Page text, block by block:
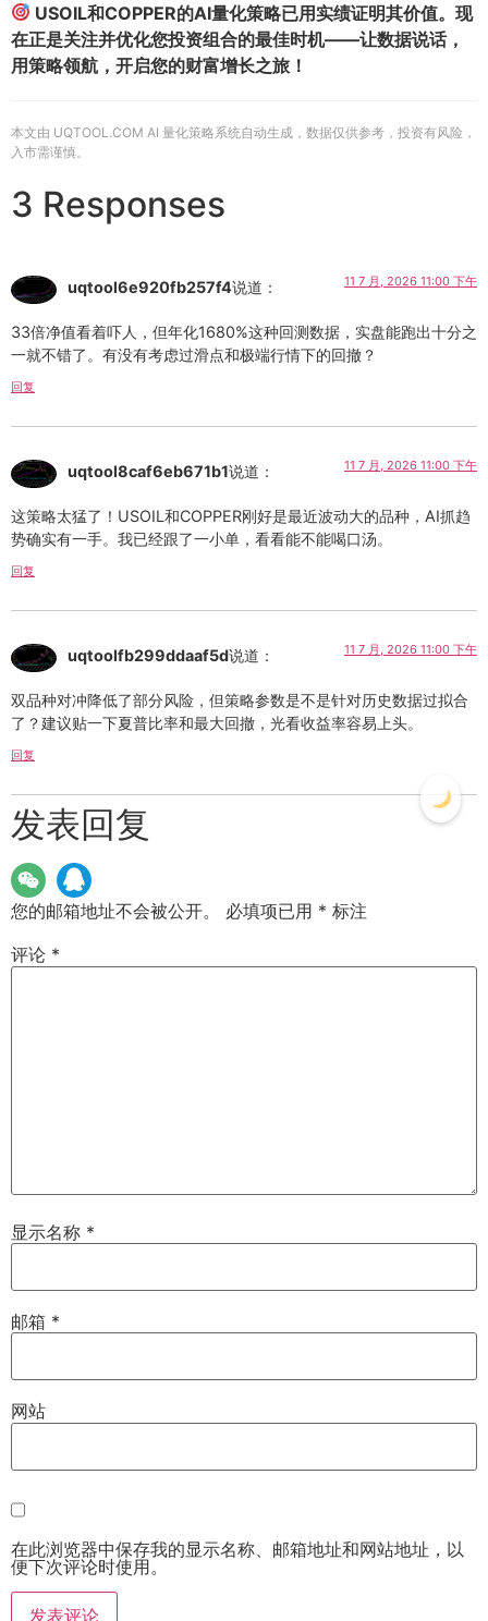
USOIL和COPPER的AI量化策略已用实绩证明其价值。现
在正是关注并优化您投资组合的最佳时机——让数据说话，
用策略领航，开启您的财富增长之旅！
本文由 UQTOOL.COM AI 量化策略系统自动生成，数据仅供参考，投资有风险，
入市需谨慎。
3 Responses
uqtool6e920fb257f4说道： 11 7 月, 2026 11:00 下午
33倍净值看着吓人，但年化1680%这种回测数据，实盘能跑出十分之
一就不错了。有没有考虑过滑点和极端行情下的回撤？
回复
uqtool8caf6eb671b1说道： 11 7 月, 2026 11:00 下午
这策略太猛了！USOIL和COPPER刚好是最近波动大的品种，AI抓趋
势确实有一手。我已经跟了一小单，看看能不能喝口汤。
回复
uqtoolfb299ddaaf5d说道： 11 7 月, 2026 11:00 下午
双品种对冲降低了部分风险，但策略参数是不是针对历史数据过拟合
了？建议贴一下夏普比率和最大回撤，光看收益率容易上头。
回复
发表回复
您的邮箱地址不会被公开。 必填项已用 * 标注
评论 *
显示名称 *
邮箱 *
网站
在此浏览器中保存我的显示名称、邮箱地址和网站地址，以
便下次评论时使用。